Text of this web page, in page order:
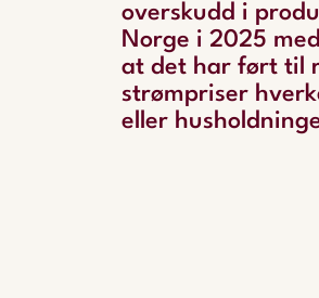
overskudd i
Norge i 2025
at det har ført til
strømpriser
eller